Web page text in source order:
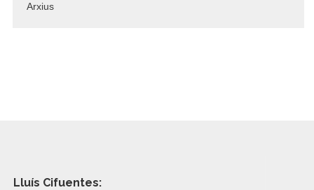
Arxius
Lluís Cifuentes: